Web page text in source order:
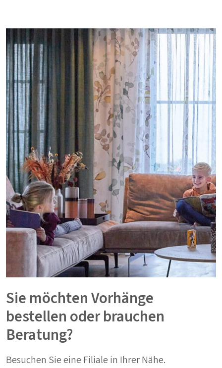
Sie möchten Vorhänge
bestellen oder brauchen
Beratung?
Besuchen Sie eine Filiale in Ihrer Nähe.